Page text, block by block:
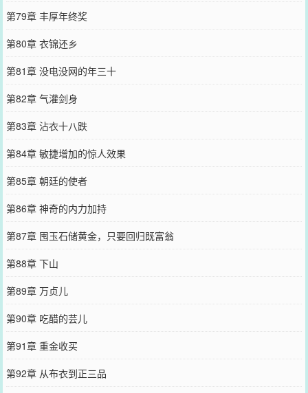
第79章 丰厚年终奖
第80章 衣锦还乡
第81章 没电没网的年三十
第82章 气灌剑身
第83章 沾衣十八跌
第84章 敏捷增加的惊人效果
第85章 朝廷的使者
第86章 神奇的内力加持
第87章 囤玉石储黄金，只要回归既富翁
第88章 下山
第89章 万贞儿
第90章 吃醋的芸儿
第91章 重金收买
第92章 从布衣到正三品